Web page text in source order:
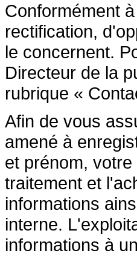
Conformément
rectification,
le concernent.
Directeur de la
rubrique «
Afin de vous
amené à
et prénom,
traitement et
informations
interne.
informations à